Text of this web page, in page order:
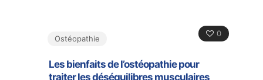
0
Ostéopathie
Les bienfaits de l’ostéopathie pour
traiter les déséquilibres musculaires